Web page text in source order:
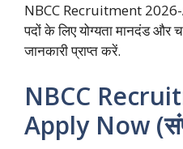
NBCC Recruitment
पदों के लिए योग्यता मानदंड और
जानकारी प्राप्त करें.
NBCC
Apply Now